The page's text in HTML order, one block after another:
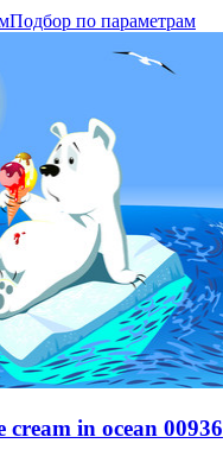
Подбор по параметрам
in ocean 00936